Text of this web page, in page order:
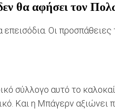
αφήσει τον
Οι
σύλλογο αυτό το
Και η Μπάγερν αξιώνει